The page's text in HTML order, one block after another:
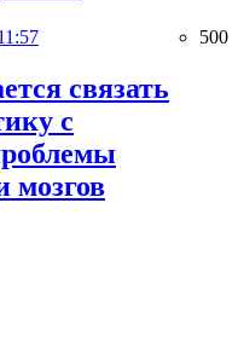
500
связать
с
мозгов